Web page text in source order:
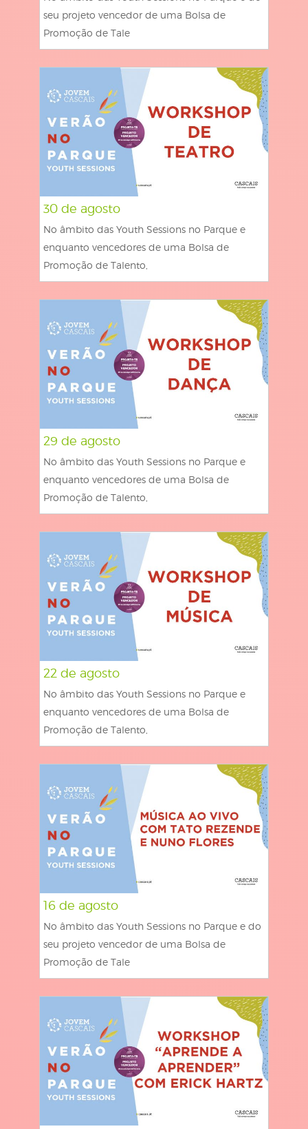
seu projeto vencedor de uma Bolsa de
Promoção de Tale
30 de agosto
No âmbito das Youth Sessions no Parque e
enquanto vencedores de uma Bolsa de
Promoção de Talento,
29 de agosto
No âmbito das Youth Sessions no Parque e
enquanto vencedores de uma Bolsa de
Promoção de Talento,
22 de agosto
No âmbito das Youth Sessions no Parque e
enquanto vencedores de uma Bolsa de
Promoção de Talento,
16 de agosto
No âmbito das Youth Sessions no Parque e do
seu projeto vencedor de uma Bolsa de
Promoção de Tale